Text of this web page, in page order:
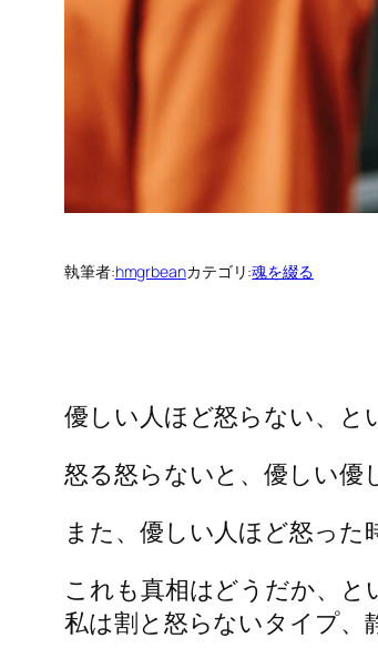
執筆者:hmgrbeanカテゴリ:魂を綴る
優しい人ほど怒らない、と
怒る怒らないと、優しい優
また、優しい人ほど怒った
これも真相はどうだか、と
私は割と怒らないタイプ、